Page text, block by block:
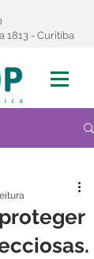
1813 - Curitiba